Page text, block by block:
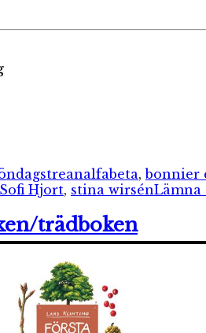
alfabeta,bonnier
Sofi Hjort, stina wirsénLämna
trädboken